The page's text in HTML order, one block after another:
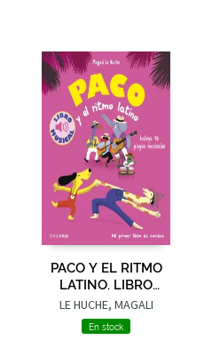
PACO Y EL RITMO
LATINO. LIBRO
MUSICAL
LE HUCHE, MAGALI
En stock